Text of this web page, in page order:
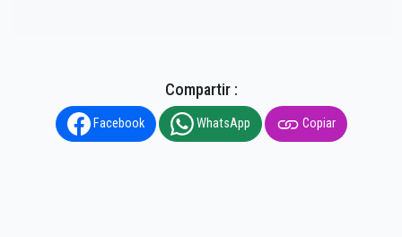
Compartir :
Facebook WhatsApp Copiar